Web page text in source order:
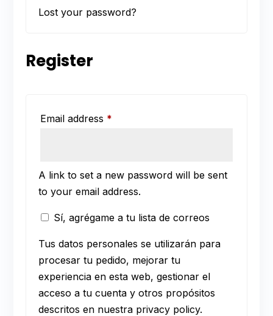
Lost your password?
Register
Email address *
A link to set a new password will be sent
to your email address.
Sí, agrégame a tu lista de correos
Tus datos personales se utilizarán para
procesar tu pedido, mejorar tu
experiencia en esta web, gestionar el
acceso a tu cuenta y otros propósitos
descritos en nuestra privacy policy.